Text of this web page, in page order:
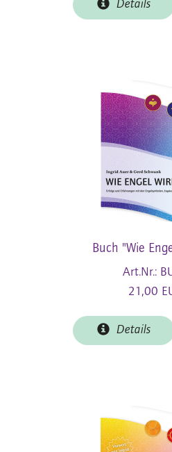
Details
Buch "Wie
Art.Nr.:
21,00
Details